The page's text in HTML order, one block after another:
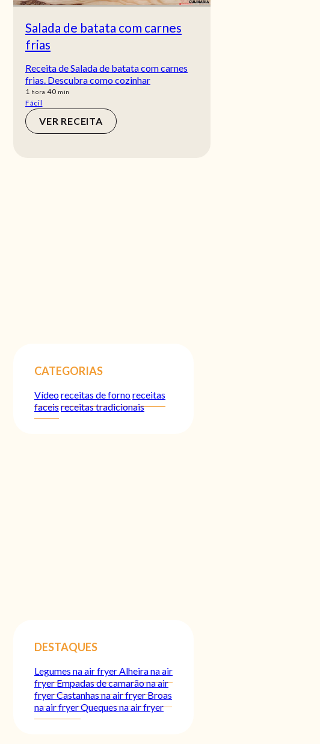
Salada de batata com carnes
frias
Receita de Salada de batata com carnes
frias. Descubra como cozinhar
1 hora
hora 40min
min
Fácil
VER RECEITA
CATEGORIAS
Vídeoreceitas de fornoreceitas
faceisreceitas tradicionais
DESTAQUES
Legumes na air fryerAlheira na air
fryerEmpadas de camarão na air
fryerCastanhas na air fryerBroas
na air fryerQueques na air fryer